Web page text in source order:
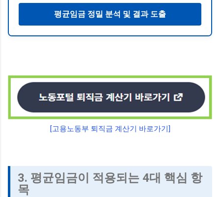
평균임금 정밀 분석 및 결과 도출
[고용노동부 퇴직금 계산기 바로가기]
3. 평균임금이 적용되는 4대 핵심 항
목